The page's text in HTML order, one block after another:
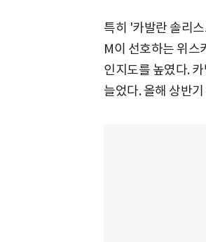
특히 '카발란 솔리
M이 선호하는 위스
인지도를 높였다.
늘었다. 올해 상반